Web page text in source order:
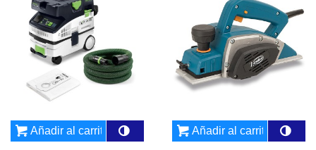
Añadir al carrito Añadir al carrito